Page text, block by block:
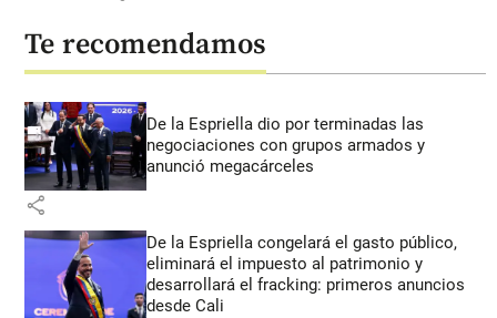
Te recomendamos
De la Espriella dio por terminadas las
negociaciones con grupos armados y
anunció megacárceles
share
De la Espriella congelará el gasto público,
eliminará el impuesto al patrimonio y
desarrollará el fracking: primeros anuncios
desde Cali